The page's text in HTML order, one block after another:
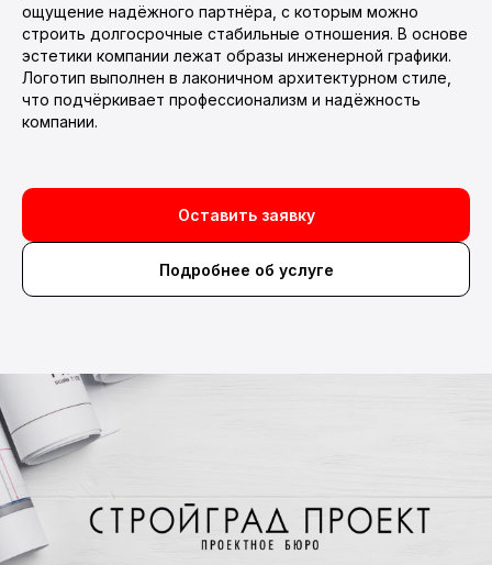
ощущение надёжного партнёра, с которым можно
строить долгосрочные стабильные отношения. В основе
эстетики компании лежат образы инженерной графики.
Логотип выполнен в лаконичном архитектурном стиле,
что подчёркивает профессионализм и надёжность
компании.
Оставить заявку
Подробнее об услуге